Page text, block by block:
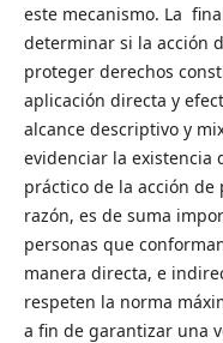
este mecanismo. La
determinar si la acción
proteger derechos
aplicación directa y
alcance descriptivo y
evidenciar la existencia
práctico de la acción de
razón, es de suma
personas que
manera directa, e
respeten la norma
a fin de garantizar una